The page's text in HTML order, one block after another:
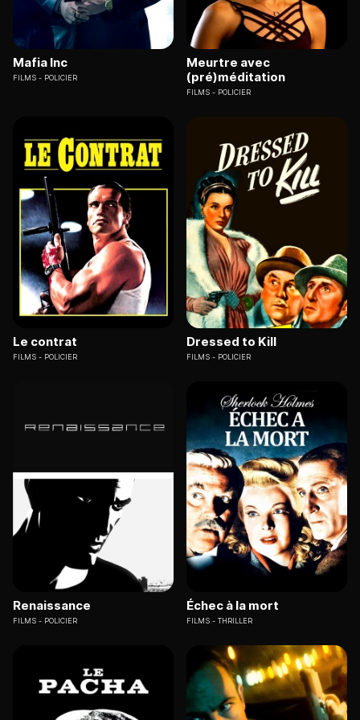
Mafia Inc
FILMS POLICIER
Meurtre avec
(pré)méditation
FILMS POLICIER
Le contrat
FILMS POLICIER
Dressed to Kill
FILMS POLICIER
Renaissance
FILMS POLICIER
Échec à la mort
FILMS THRILLER